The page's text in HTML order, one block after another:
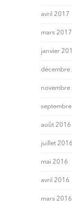
avril 2017
mars 2017
janvier
décembre
novembre
août 2016
juillet 2016
mai 2016
avril 2016
mars 2016